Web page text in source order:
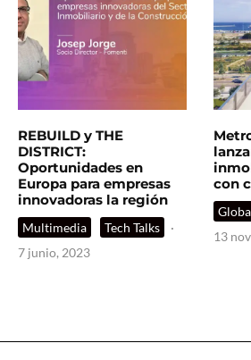
REBUILD y THE
DISTRICT:
Oportunidades en
Europa para empresas
innovadoras la región
Multimedia Tech Talks
·
7 junio, 2023
con
13